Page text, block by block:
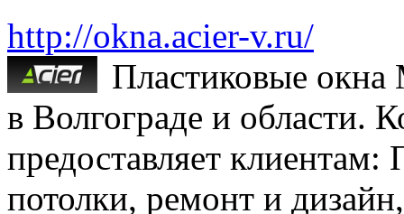
http://okna.acier-v.ru/
Пластиковые
в Волгограде и области.
предоставляет
потолки, ремонт и